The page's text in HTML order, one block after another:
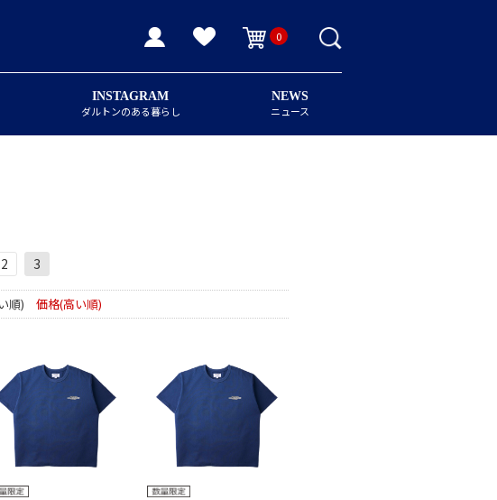
0
INSTAGRAM
ダルトンのある暮らし
NEWS
ニュース
2 3
順) 価格(高い順)